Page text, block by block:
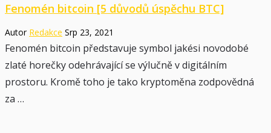
Fenomén bitcoin [5 důvodů úspěchu BTC]
Autor Redakce Srp 23, 2021
Fenomén bitcoin představuje symbol jakési novodobé
zlaté horečky odehrávající se výlučně v digitálním
prostoru. Kromě toho je tako kryptoměna zodpovědná
za …